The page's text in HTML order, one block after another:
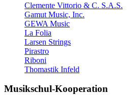
Clemente Vittorio & C. S.A.S.
Gamut Music, Inc.
GEWA Music
La Folia
Larsen Strings
Pirastro
Riboni
Thomastik Infeld
Musikschul-Kooperation